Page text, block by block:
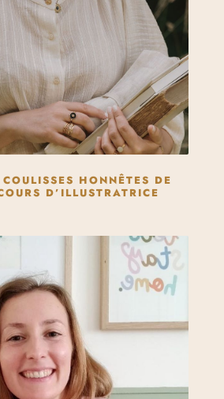
HONNÊTES DE
D’ILLUSTRATRICE